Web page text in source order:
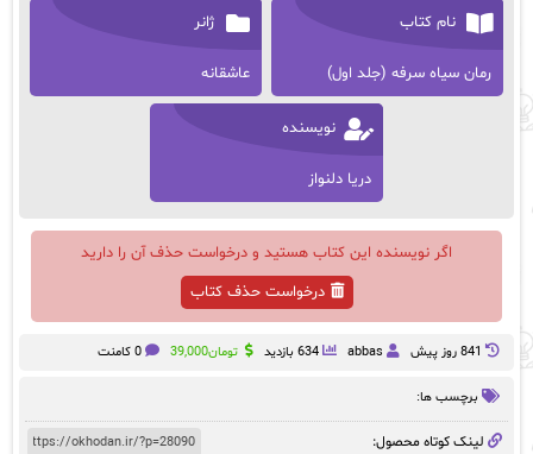
نام کتاب
رمان سیاه سرفه (جلد اول)
ژانر
عاشقانه
نویسنده
دریا دلنواز
اگر نویسنده این کتاب هستید و درخواست حذف آن را دارید
درخواست حذف کتاب
841 روز پيش abbas 634 بازدید تومان39,000 0 کامنت
برچسب ها:
لینک کوتاه محصول: